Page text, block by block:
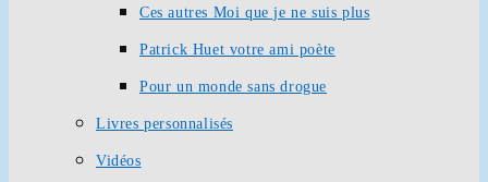
Ces autres Moi que je ne suis plus
Patrick Huet votre ami poète
Pour un monde sans drogue
Livres personnalisés
Vidéos